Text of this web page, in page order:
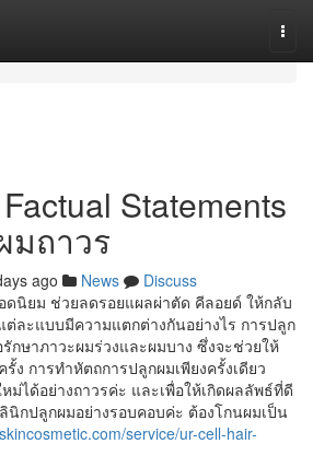
Statements
มถาวร
ago News
Discuss
ดนิยม ช่วยลดรอยแผลผ่าตัด คีลอยด์ ให้กลับ
ต่ละแบบมีความแตกต่างกันอย่างไร การปลูก
กษาภาวะผมร่วงและผมบาง ซึ่งจะช่วยให้
ง การทำหัตถการปลูกผมเพียงครั้งเดียว
ม่ได้อย่างถาวรค่ะ และเพื่อให้เกิดผลลัพธ์ที่ดี
นิกปลูกผมอย่างรอบคอบค่ะ ต้องโกนผมเป็น
service/ur-cell-hair-